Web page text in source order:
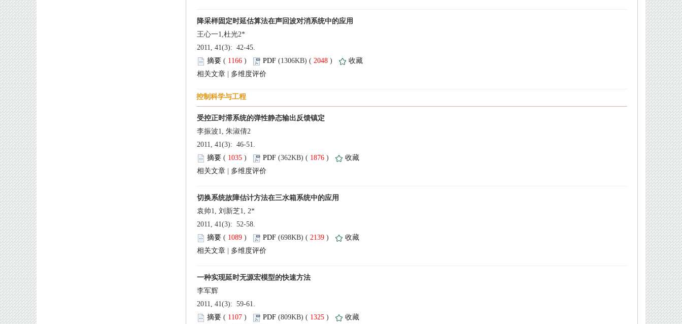
2011, 41(3): 42-45.
(
) 2048)
2011, 41(3): 46-51.
(
) 1876)
2011, 41(3): 52-58.
(
) 2139)
2011, 41(3): 59-61.
(
) 1325)